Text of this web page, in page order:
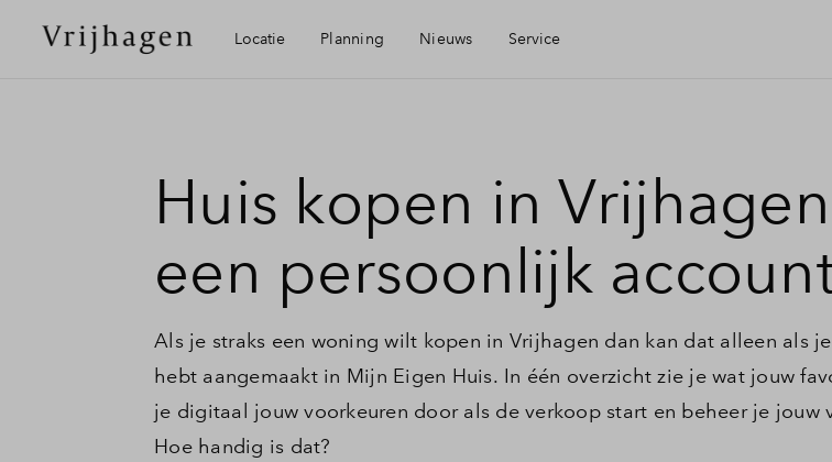
Locatie
Bereikbaarheid
Voorzieningen
Duurzaamheid
Planning Nieuws Service
Financiele check
Financiering
Toewijzing
Huis kopen in
een persoonlijk
Als je straks een woning wilt kopen in Vrijhagen dan kan dat alleen als
hebt aangemaakt in Mijn Eigen Huis. In één overzicht zie je wat jouw
je digitaal jouw voorkeuren door als de verkoop start en beheer je jouw
Hoe handig is dat?